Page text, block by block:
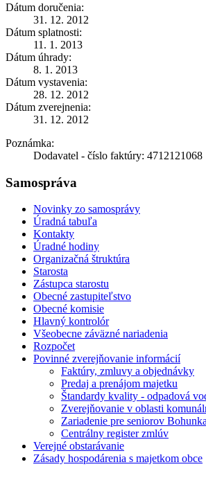
Dátum doručenia:
31. 12. 2012
Dátum splatnosti:
11. 1. 2013
Dátum úhrady:
8. 1. 2013
Dátum vystavenia:
28. 12. 2012
Dátum zverejnenia:
31. 12. 2012
Poznámka:
Dodavatel - číslo faktúry: 4712121068
Samospráva
Novinky zo samosprávy
Úradná tabuľa
Kontakty
Úradné hodiny
Organizačná štruktúra
Starosta
Zástupca starostu
Obecné zastupiteľstvo
Obecné komisie
Hlavný kontrolór
Všeobecne záväzné nariadenia
Rozpočet
Povinné zverejňovanie informácií
Faktúry, zmluvy a objednávky
Predaj a prenájom majetku
Štandardy kvality - odpadová
Zverejňovanie v oblasti
Zariadenie pre seniorov Bohunka
Centrálny register zmlúv
Verejné obstarávanie
Zásady hospodárenia s majetkom obce